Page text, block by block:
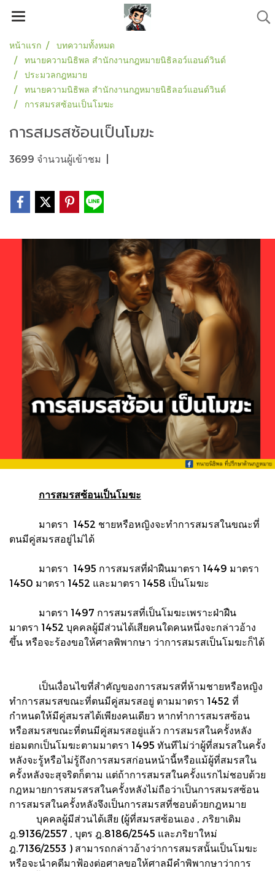
หน้าแรก
บทความทั้งหมด
ทนายความนิธิพล สำนักงานกฎหมายนิธิลอว์แอนด์วินด์
ประมวลกฎหมาย
ทนายความนิธิพล สำนักงานกฎหมายนิธิลอว์แอนด์วินด์
การสมรสซ้อนเป็นโมฆะ
การสมรสซ้อนเป็นโมฆะ
3699 จำนวนผู้เข้าชม
การสมรสซ้อนเป็นโมฆะ
มาตรา 1452 ชายหรือหญิงจะทำการสมรสในขณะที่
ตนมีคู่สมรสอยู่ไม่ได้
มาตรา 1495 การสมรสที่ฝ่าฝืนมาตรา 1449 มาตรา
1450 มาตรา 1452 และมาตรา 1458 เป็นโมฆะ
มาตรา 1497 การสมรสที่เป็นโมฆะเพราะฝ่าฝืน
มาตรา 1452 บุคคลผู้มีส่วนได้เสียคนใดคนหนึ่งจะกล่าวอ้าง
ขึ้น หรือจะร้องขอให้ศาลพิพากษา ว่าการสมรสเป็นโมฆะก็ได้
เป็นเงื่อนไขที่สำคัญของการสมรสที่ห้ามชายหรือหญิง
ทำการสมรสขณะที่ตนมีคู่สมรสอยู่ ตามมาตรา 1452 ที่
กำหนดให้มีคู่สมรสได้เพียงคนเดียว หากทำการสมรสซ้อน
หรือสมรสขณะที่ตนมีคู่สมรสอยู่แล้ว การสมรสในครั้งหลัง
ย่อมตกเป็นโมฆะตามมาตรา 1495 ทันทีไม่ว่าผู้ที่สมรสในครั้ง
หลังจะรู้หรือไม่รู้ถึงการสมรสก่อนหน้านี้หรือแม้ผู้ที่สมรสใน
ครั้งหลังจะสุจริตก็ตาม แต่ถ้าการสมรสในครั้งแรกไม่ชอบด้วย
กฎหมายการสมรสรสในครั้งหลังไม่ถือว่าเป็นการสมรสซ้อน
การสมรสในครั้งหลังจึงเป็นการสมรสที่ชอบด้วยกฎหมาย
บุคคลผู้มีส่วนได้เสีย (ผู้ที่สมรสซ้อนเอง , ภริยาเดิม
ฎ.9136/2557 , บุตร ฎ.8186/2545 และภริยาใหม่
ฎ.7136/2553 ) สามารถกล่าวอ้างว่าการสมรสนั้นเป็นโมฆะ
หรือจะนำคดีมาฟ้องต่อศาลขอให้ศาลมีคำพิพากษาว่าการ